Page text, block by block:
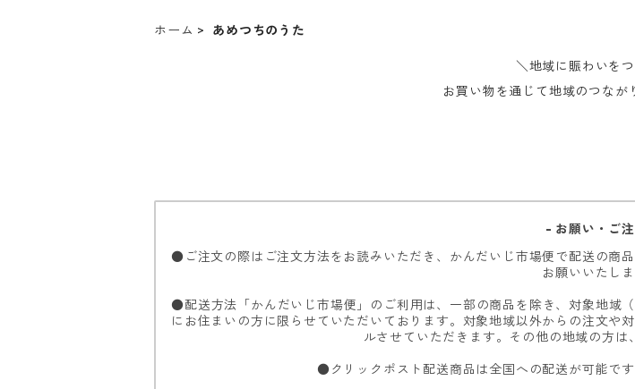
ホーム あめつちのうた
＼地域に賑わいを
お買い物を通じて地域のつなが
- お願い・ご
●ご注文の際はご注文方法をお読みいただき、かんだいじ市場便で配送の商
お願いいたしま
●配送方法「かんだいじ市場便」のご利用は、一部の商品を除き、対象地域
にお住まいの方に限らせていただいております。対象地域以外からの注文や
ルさせていただきます。その他の地域の方は
●クリックポスト配送商品は全国への配送が可能で